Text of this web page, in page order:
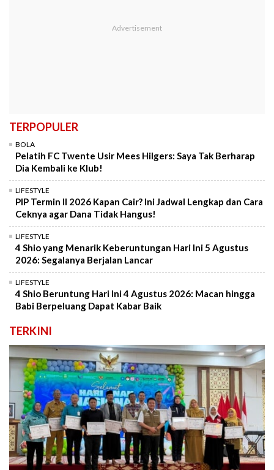
TERPOPULER
BOLA
Pelatih FC Twente Usir Mees Hilgers: Saya Tak Berharap
Dia Kembali ke Klub!
LIFESTYLE
PIP Termin II 2026 Kapan Cair? Ini Jadwal Lengkap dan Cara
Ceknya agar Dana Tidak Hangus!
LIFESTYLE
4 Shio yang Menarik Keberuntungan Hari Ini 5 Agustus
2026: Segalanya Berjalan Lancar
LIFESTYLE
4 Shio Beruntung Hari Ini 4 Agustus 2026: Macan hingga
Babi Berpeluang Dapat Kabar Baik
TERKINI